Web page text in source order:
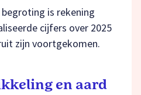
is rekening
cijfers over 2025
zijn voortgekomen.
en aard